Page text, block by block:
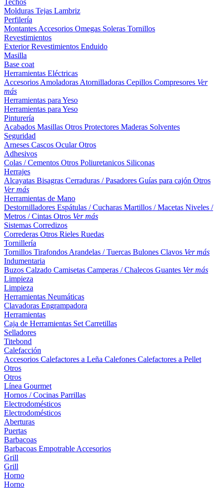
Techos
Molduras Tejas Lambriz
Perfilería
Montantes Accesorios Omegas Soleras Tornillos
Revestimientos
ExteriorRevestimientos Enduido
Masilla
Base coat
Herramientas Eléctricas
Accesorios Amoladoras Atornilladoras Cepillos Compresores Ver
más
Herramientas para Yeso
Herramientas para Yeso
Pinturería
Acabados Masillas Otros Protectores Maderas Solventes
Seguridad
Arneses Cascos OcularOtros
Adhesivos
Colas / Cementos Otros Poliuretanicos Siliconas
Herrajes
Alcayatas Bisagras Cerraduras / Pasadores Guías para cajón Otros
Ver más
Herramientas de Mano
Destornilladores Espátulas / Cucharas Martillos / Macetas Niveles /
Metros / Cintas Otros Ver más
Sistemas Corredizos
Correderas Otros Rieles Ruedas
Tornillería
Tornillos Tirafondos Arandelas / Tuercas Bulones Clavos Ver más
Indumentaria
Buzos Calzado Camisetas Camperas / Chalecos Guantes Ver más
Limpieza
Limpieza
Herramientas Neumáticas
Clavadoras Engrampadora
Herramientas
Caja de Herramientas Set Carretillas
Selladores
Titebond
Calefacción
Accesorios Calefactores a Leña Calefones Calefactores a Pellet
Otros
Otros
Línea Gourmet
Hornos / Cocinas Parrillas
Electrodomésticos
Electrodomésticos
Aberturas
Puertas
Barbacoas
Barbacoas Empotrable Accesorios
Grill
Grill
Horno
Horno